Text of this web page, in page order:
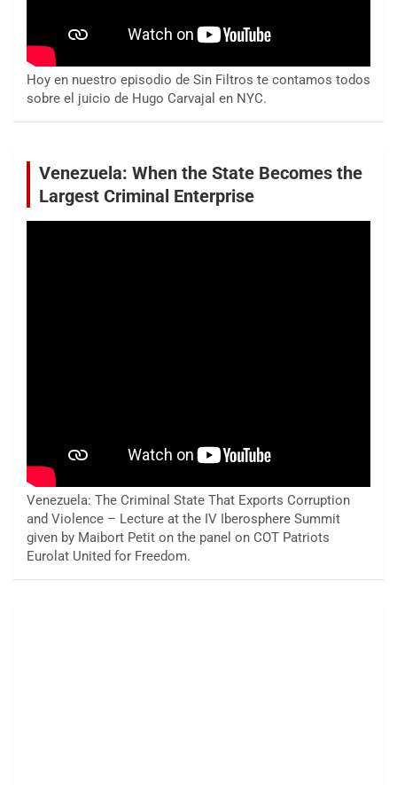
Hoy en nuestro episodio de Sin Filtros te contamos todos
sobre el juicio de Hugo Carvajal en NYC.
Venezuela: When the State Becomes the
Largest Criminal Enterprise
Venezuela: The Criminal State That Exports Corruption
and Violence – Lecture at the IV Iberosphere Summit
given by Maibort Petit on the panel on COT Patriots
Eurolat United for Freedom.